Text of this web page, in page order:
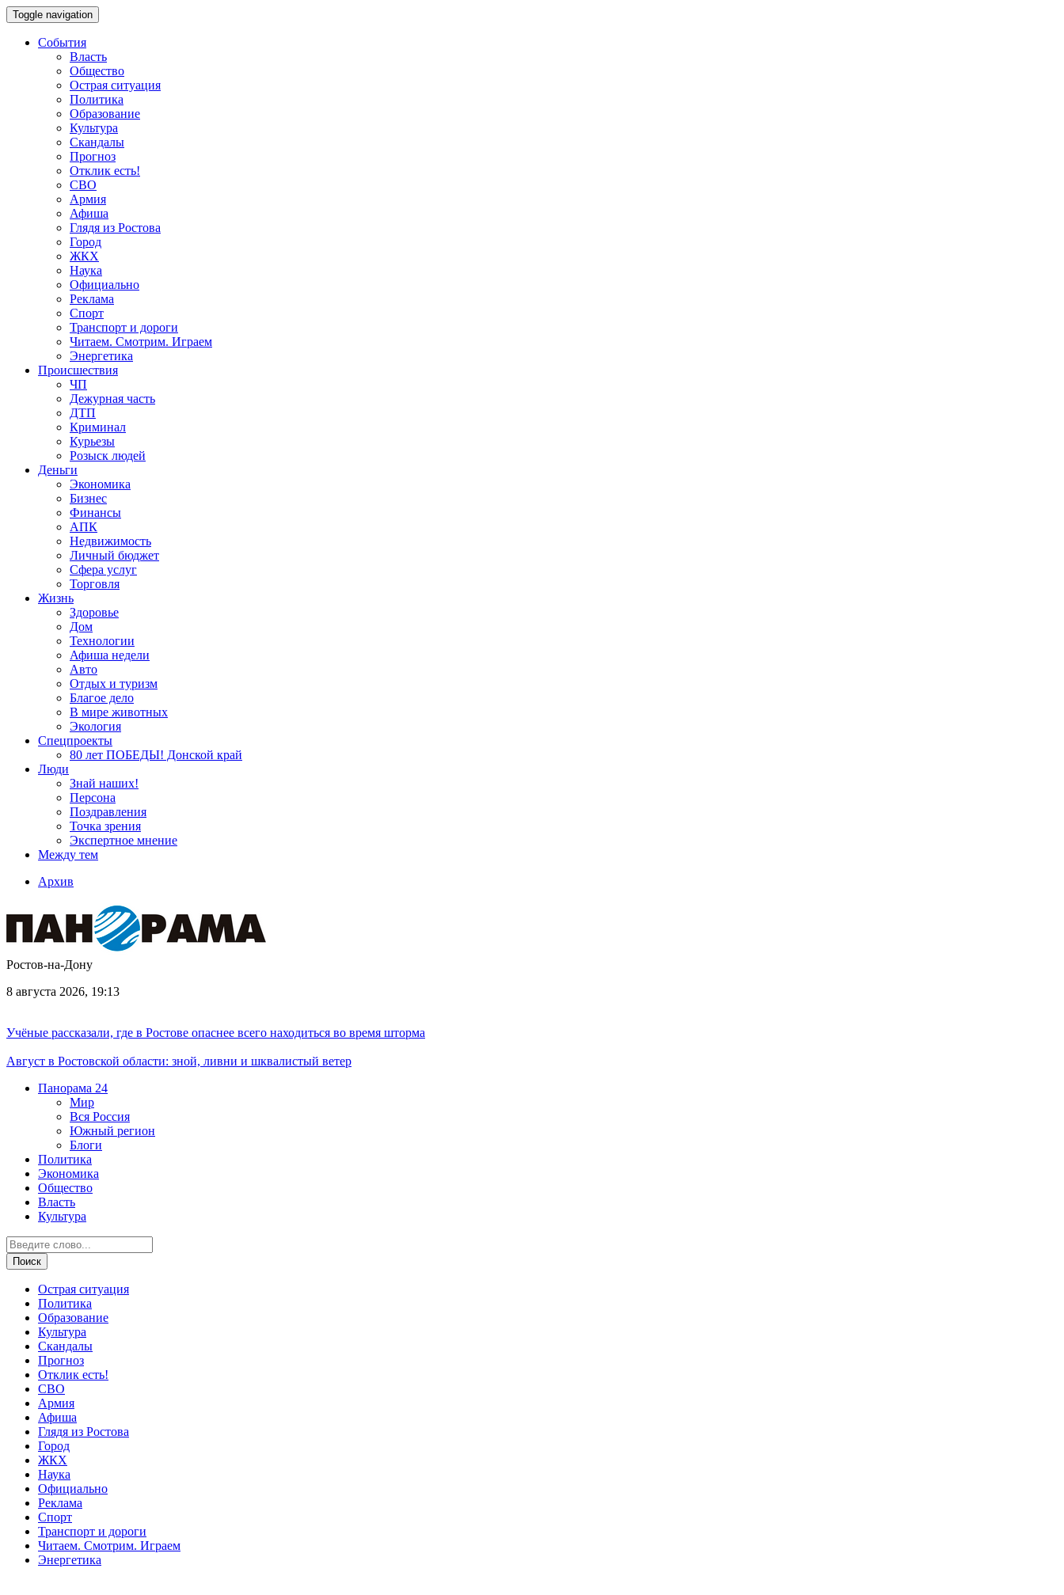
Toggle navigation
События
Власть
Общество
Острая ситуация
Политика
Образование
Культура
Скандалы
Прогноз
Отклик есть!
СВО
Армия
Афиша
Глядя из Ростова
Город
ЖКХ
Наука
Официально
Реклама
Спорт
Транспорт и дороги
Читаем. Смотрим. Играем
Энергетика
Происшествия
ЧП
Дежурная часть
ДТП
Криминал
Курьезы
Розыск людей
Деньги
Экономика
Бизнес
Финансы
АПК
Недвижимость
Личный бюджет
Сфера услуг
Торговля
Жизнь
Здоровье
Дом
Технологии
Афиша недели
Авто
Отдых и туризм
Благое дело
В мире животных
Экология
Спецпроекты
80 лет ПОБЕДЫ! Донской край
Люди
Знай наших!
Персона
Поздравления
Точка зрения
Экспертное мнение
Между тем
Архив
Ростов-на-Дону
8 августа 2026, 19:13
Учёные рассказали, где в Ростове опаснее всего находиться во время шторма
Август в Ростовской области: зной, ливни и шквалистый ветер
Панорама 24
Мир
Вся Россия
Южный регион
Блоги
Политика
Экономика
Общество
Власть
Культура
Острая ситуация
Политика
Образование
Культура
Скандалы
Прогноз
Отклик есть!
СВО
Армия
Афиша
Глядя из Ростова
Город
ЖКХ
Наука
Официально
Реклама
Спорт
Транспорт и дороги
Читаем. Смотрим. Играем
Энергетика